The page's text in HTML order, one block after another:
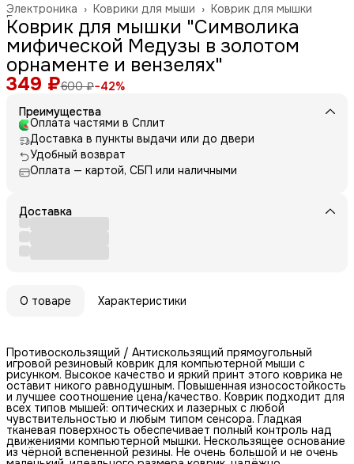
Коврик для мышки
Коврики для мыши ›
Электроника ›
Главная
Коврик для мышки "Символика
мифической Медузы в золотом
орнаменте и вензелях"
349 ₽600 ₽−42%
Преимущества
Оплата частями в Сплит
Доставка в пункты выдачи или до двери
Удобный возврат
Оплата — картой, СБП или наличными
Доставка
О товаре Характеристики
Противоскользящий / Антискользящий прямоугольный
игровой резиновый коврик для компьютерной мыши с
рисунком. Высокое качество и яркий принт этого коврика не
оставит никого равнодушным. Повышенная износостойкость
и лучшее соотношение цена/качество. Коврик подходит для
всех типов мышей: оптических и лазерных с любой
чувствительностью и любым типом сенсора. Гладкая
тканевая поверхность обеспечивает полный контроль над
движениями компьютерной мышки. Нескользящее основание
из чёрной вспененной резины. Не очень большой и не очень